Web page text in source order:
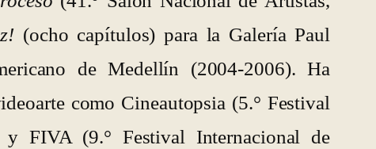
(ocho capítulos) para la Galería Paul
de Medellín (2004-2006). Ha
como Cineautopsia (5.° Festival
FIVA (9.° Festival Internacional de